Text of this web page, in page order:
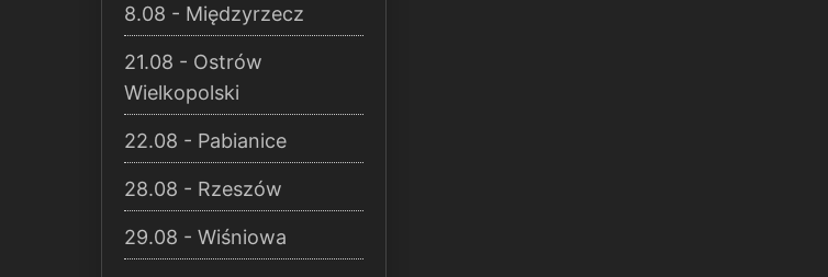
8.08 - Międzyrzecz
21.08 - Ostrów
Wielkopolski
22.08 - Pabianice
28.08 - Rzeszów
29.08 - Wiśniowa